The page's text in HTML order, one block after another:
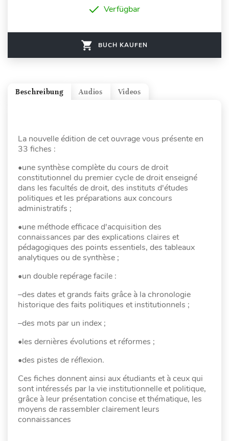
Verfügbar
BUCH KAUFEN
Videos
Audios
Beschreibung
La nouvelle édition de cet ouvrage vous présente en
33 fiches :
•une synthèse complète du cours de droit
constitutionnel du premier cycle de droit enseigné
dans les facultés de droit, des instituts d'études
politiques et les préparations aux concours
administratifs ;
•une méthode efficace d'acquisition des
connaissances par des explications claires et
pédagogiques des points essentiels, des tableaux
analytiques ou de synthèse ;
•un double repérage facile :
–des dates et grands faits grâce à la chronologie
historique des faits politiques et institutionnels ;
–des mots par un index ;
•les dernières évolutions et réformes ;
•des pistes de réflexion.
Ces fiches donnent ainsi aux étudiants et à ceux qui
sont intéressés par la vie institutionnelle et politique,
grâce à leur présentation concise et thématique, les
moyens de rassembler clairement leurs
connaissances